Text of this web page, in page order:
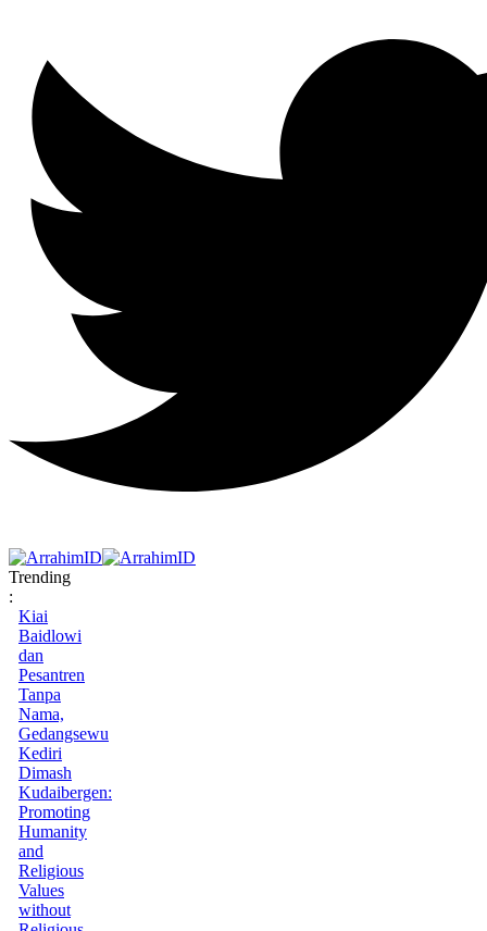
Trending
:
Kiai
Baidlowi
dan
Pesantren
Tanpa
Nama,
Gedangsewu
Kediri
Dimash
Kudaibergen:
Promoting
Humanity
and
Religious
Values
without